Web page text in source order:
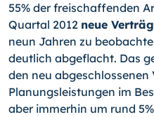
55% der freischaffenden
Quartal 2012 neue
neun Jahren zu
deutlich abgeflacht. Das
den neu
Planungsleistungen im
aber immerhin um rund